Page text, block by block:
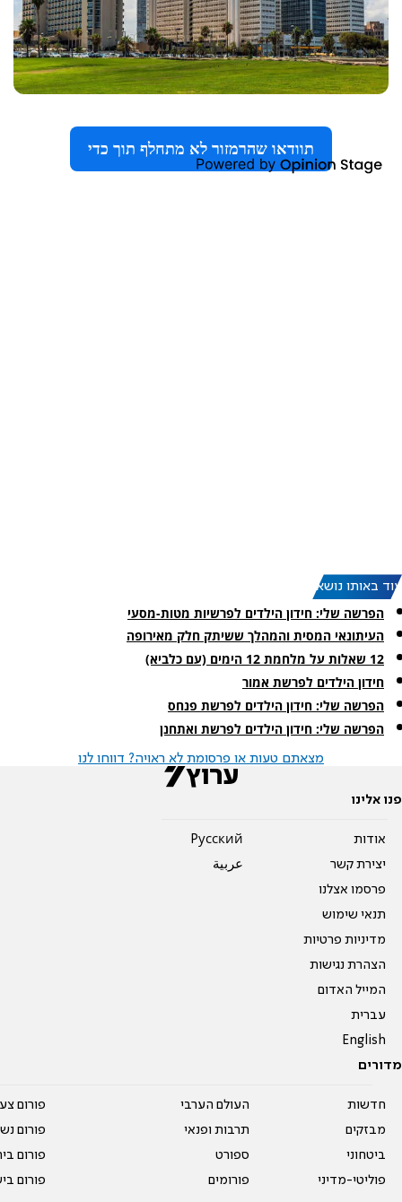
עוד באותו נושא:
הפרשה שלי: חידון הילדים לפרשיות מטות-מסעי
העיתונאי המסית והמהלך ששיתק חלק מאירופה
12 שאלות על מלחמת 12 הימים (עם כלביא)
חידון הילדים לפרשת אמור
הפרשה שלי: חידון הילדים לפרשת פנחס
הפרשה שלי: חידון הילדים לפרשת ואתחנן
מצאתם טעות או פרסומת לא ראויה? דווחו לנו
פנו אלינו
אודות
יצירת קשר
פרסמו אצלנו
תנאי שימוש
מדיניות פרטיות
הצהרת נגישות
המייל האדום
עברית
English
Pусский
عربية
מדורים
חדשות
מבזקים
ביטחוני
פוליטי-מדיני
העולם הערבי
תרבות ופנאי
ספורט
פורומים
פורום
פורום
פורום
פורום